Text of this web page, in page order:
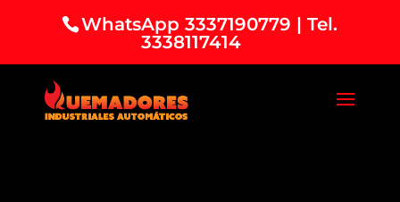
WhatsApp 3337190779 | Tel.
3338117414